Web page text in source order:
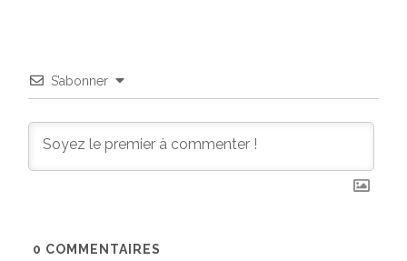
S’abonner
0 COMMENTAIRES